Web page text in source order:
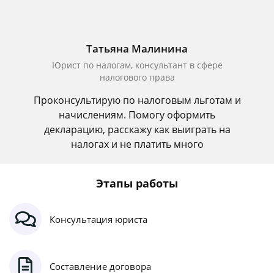
Татьяна Малинина
Юрист по налогам, консультант в сфере
налогового права
Проконсультирую по налоговым льготам и
начислениям. Помогу оформить
декларацию, расскажу как выиграть на
налогах и не платить много
Этапы работы
Консультация юриста
Составление договора